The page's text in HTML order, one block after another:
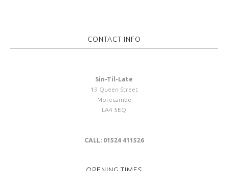
CONTACT INFO
Sin-Til-Late
19 Queen Street
Morecambe
LA4 5EQ
CALL: 01524 411526